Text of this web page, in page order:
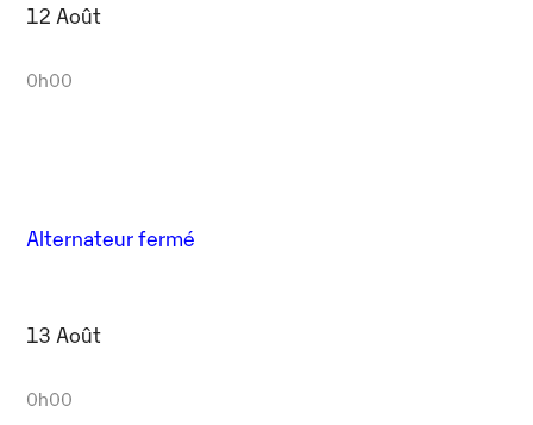
12 Août
0h00
Alternateur fermé
13 Août
0h00